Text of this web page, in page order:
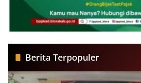
Berita Terpopuler